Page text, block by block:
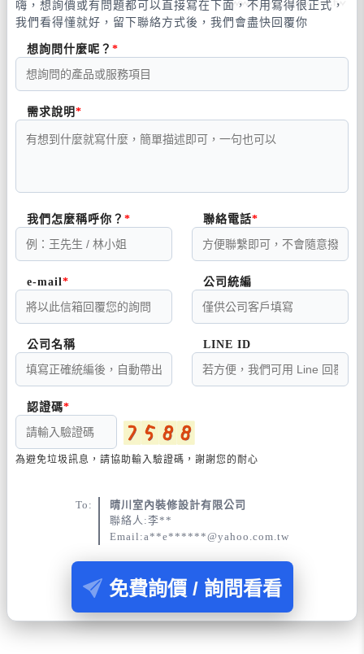
嗨，想詢價或有問題都可以直接寫在下面，不用寫得很正式，
我們看得懂就好，留下聯絡方式後，我們會盡快回覆你
想詢問什麼呢？
需求說明
我們怎麼稱呼你？ 聯絡電話
e-mail 公司統編
公司名稱 LINE ID
認證碼
為避免垃圾訊息，請協助輸入驗證碼，謝謝您的耐心
To:
晴川室內裝修設計有限公司
聯絡人:李**
Email:a**e******@yahoo.com.tw
免費詢價 / 詢問看看